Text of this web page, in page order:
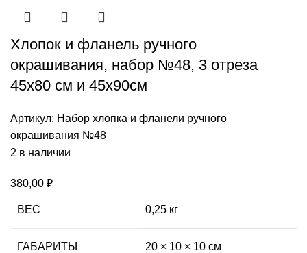
Хлопок и фланель ручного
окрашивания, набор №48, 3 отреза
45х80 см и 45х90см
Артикул: Набор хлопка и фланели ручного
окрашивания №48
2 в наличии
380,00 ₽
ВЕС 0,25 кг
ГАБАРИТЫ 20 × 10 × 10 см